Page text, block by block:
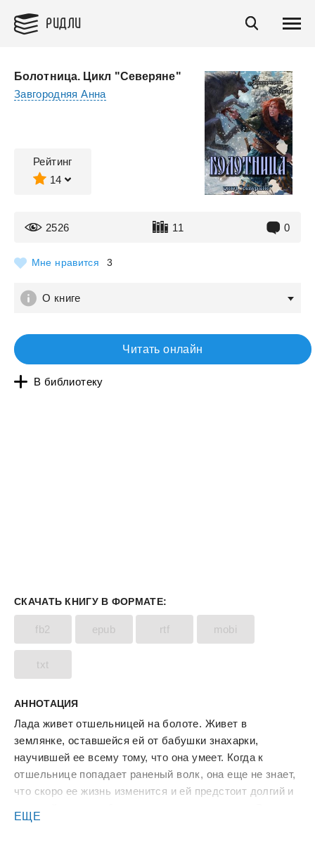
РИДЛИ
Болотница. Цикл "Северяне"
Завгородняя Анна
Рейтинг
14
2526 11 0
Мне нравится 3
О книге
Читать онлайн
В библиотеку
СКАЧАТЬ КНИГУ В ФОРМАТЕ:
fb2 epub rtf mobi
txt
АННОТАЦИЯ
Лада живет отшельницей на болоте. Живет в
землянке, оставшейся ей от бабушки знахарки,
научившей ее всему тому, что она умеет. Когда к
отшельнице попадает раненый волк, она еще не знает,
что скоро ее жизнь изменится и ей предстоит долгий и
Да вот...
ЕЩЕ